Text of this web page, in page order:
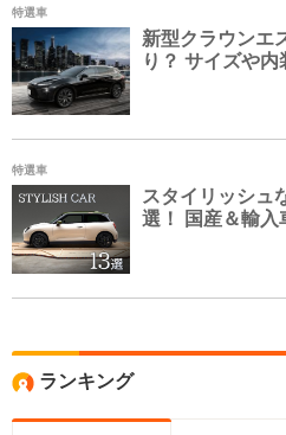
特選車
新型クラウンエ
り？ サイズや
特選車
スタイリッシュ
選！ 国産＆輸入
ランキング